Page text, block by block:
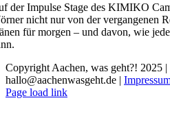
der Impulse Stage des KIMIKO
nicht nur von der vergangenen
für morgen – und davon, wie
Copyright Aachen, was geht?! 2025
hallo@aachenwasgeht.de |
Instagram
LinkedIn
Tiktok
YouTube
Page load link